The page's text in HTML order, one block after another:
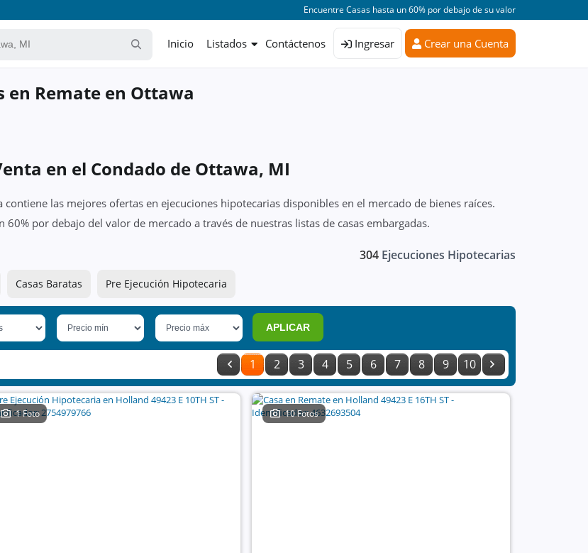
Encuentre Casas hasta un 60% por debajo de su valor
Inicio Listados Contáctenos Ingresar Crear una Cuenta
en Remate en Ottawa
en el Condado de Ottawa, MI
las mejores ofertas en ejecuciones hipotecarias disponibles en el mercado de bienes raíces.
por debajo del valor de mercado a través de nuestras listas de casas embargadas.
304 Ejecuciones Hipotecarias
Casas Baratas Pre Ejecución Hipotecaria
APLICAR
1 2 3 4 5 6 7 8 9 10
1 Foto 10 Fotos